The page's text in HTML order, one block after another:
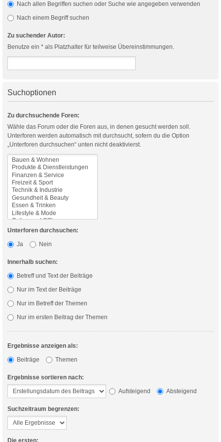
Nach allen Begriffen suchen oder Suche wie angegeben verwenden
Nach einem Begriff suchen
Zu suchender Autor:
Benutze ein * als Platzhalter für teilweise Übereinstimmungen.
Suchoptionen
Zu durchsuchende Foren:
Wähle das Forum oder die Foren aus, in denen gesucht werden soll.
Unterforen werden automatisch mit durchsucht, sofern du die Option
„Unterforen durchsuchen“ unten nicht deaktivierst.
Unterforen durchsuchen:
Ja
Nein
Innerhalb suchen:
Betreff und Text der Beiträge
Nur im Text der Beiträge
Nur im Betreff der Themen
Nur im ersten Beitrag der Themen
Ergebnisse anzeigen als:
Beiträge
Themen
Ergebnisse sortieren nach:
Aufsteigend
Absteigend
Suchzeitraum begrenzen:
Die ersten: